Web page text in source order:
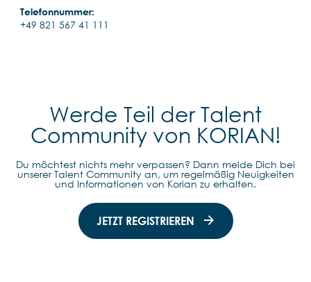
Telefonnummer:
+49 821 567 41 111
Werde Teil der Talent
Community von KORIAN!
Du möchtest nichts mehr verpassen? Dann melde Dich bei
unserer Talent Community an, um regelmäßig Neuigkeiten
und Informationen von Korian zu erhalten.
JETZT REGISTRIEREN